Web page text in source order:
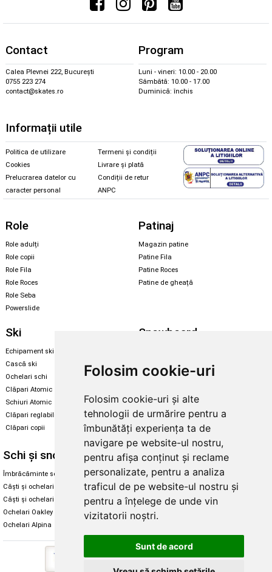
Folosim cookie-uri
Folosim cookie-uri și alte
tehnologii de urmărire pentru a
îmbunătăți experiența ta de
navigare pe website-ul nostru,
pentru afișa conținut și reclame
personalizate, pentru a analiza
traficul de pe website-ul nostru și
pentru a înțelege de unde vin
vizitatorii noștri.
Sunt de acord
Contact
Calea Plevnei 222, București
0755 223 274
contact@skates.ro
Program
Luni - vineri: 10.00 - 20.00
Sâmbătă: 10.00 - 17.00
Duminică: închis
Informații utile
Politica de utilizare
Cookies
Prelucrarea datelor cu
caracter personal
Termeni și condiții
Livrare și plată
Condiții de retur
ANPC
Role
Role adulți
Role copii
Role Fila
Role Roces
Role Seba
Powerslide
Patinaj
Magazin patine
Patine Fila
Patine Roces
Patine de gheață
Ski
Echipament ski
Cască ski
Ochelari schi
Clăpari Atomic
Schiuri Atomic
Clăpari reglabili
Clăpari copii
Snowboard
Echipament snowboard
Legături Rome SDS
Skate & longboard
Santa Cruz
Enuff Skateboards
Schi și snowboard
Îmbrăcăminte schi și snowboard
Căști și ochelari de iarnă
Căști și ochelari Alpina
Ochelari Oakley
Ochelari Alpina
Diverse
Cum aleg rolele
Cum aleg ochelarii
Ochelari de soare Oakley
Ochelari de soare Alpina